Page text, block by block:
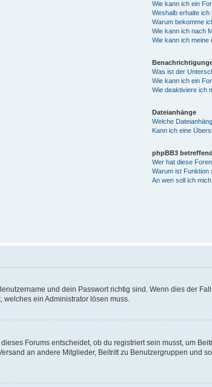
Wie kann ich ein
Weshalb erhalte
Warum bekomme
Wie kann ich nach
Wie kann ich meine
Was ist der
Wie kann ich ein
Wie deaktiviere ich
Dateianhänge
Welche
Kann ich eine
phpBB3
Wer hat diese
Warum ist Funktion
An wen soll ich
und dein Passwort richtig sind. Wenn dies der
ein Administrator lösen muss.
Forums entscheidet, ob du registriert sein musst, um
an andere Mitglieder, Beitritt zu Benutzergruppen und